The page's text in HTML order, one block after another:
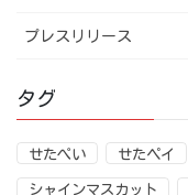
プレスリリース
タグ
せたぺい せたペイ
シャインマスカット